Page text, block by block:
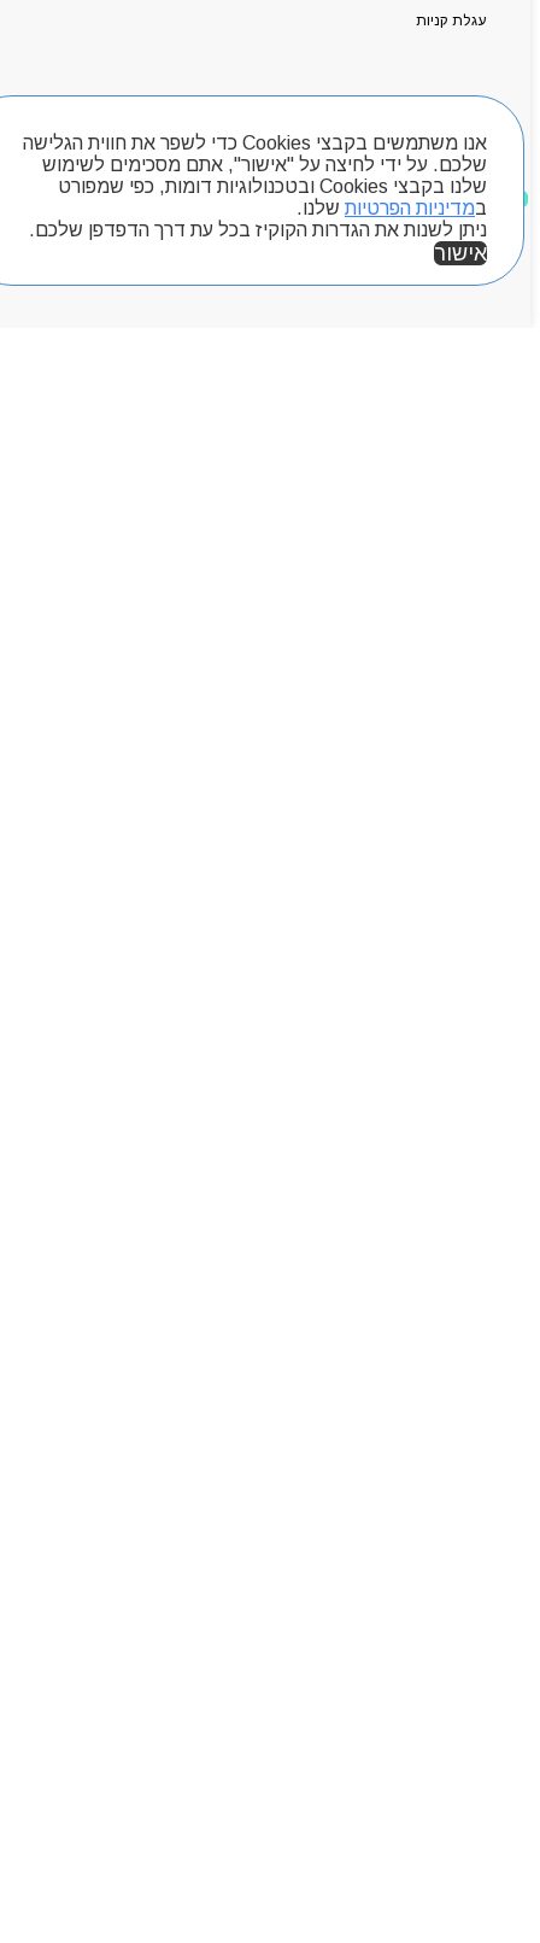
אנו משתמשים בקבצי Cookies כדי לשפר את חווית הגלישה
שלכם. על ידי לחיצה על "אישור", אתם מסכימים לשימוש
שלנו בקבצי Cookies ובטכנולוגיות דומות, כפי שמפורט
במדיניות הפרטיות שלנו.
ניתן לשנות את הגדרות הקוקיז בכל עת דרך הדפדפן שלכם.
אישור
עגלת קניות
חיפוש מוצרים
מוצרים שאהבתי
קטלוג מוצרים